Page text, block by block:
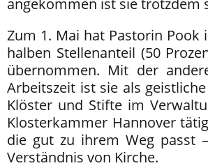
angekommen ist sie trotzdem
Zum 1. Mai hat Pastorin Pook
halben Stellenanteil (50
übernommen. Mit der
Arbeitszeit ist sie als
Klöster und Stifte im
Klosterkammer Hannover
die gut zu ihrem Weg passt
Verständnis von Kirche.